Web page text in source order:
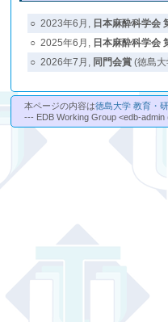
○ 2023年6月, 日本麻酔科学会
○ 2025年6月, 日本麻酔科学会
○ 2026年7月, 同門会賞 (徳島
本ページの内容は徳島大学 教育・
--- EDB Working Group <edb-